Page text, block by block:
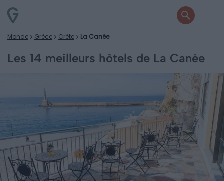
Monde Grèce Crète La Canée
Les 14 meilleurs hôtels de La Canée